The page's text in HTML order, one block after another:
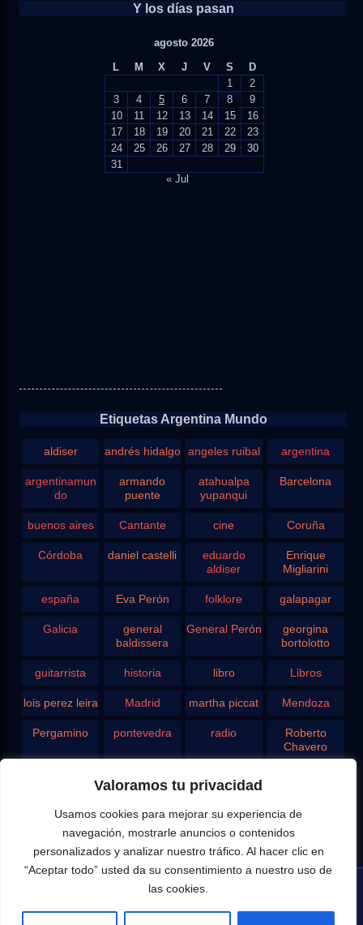
Valoramos tu privacidad
Usamos cookies para mejorar su experiencia de
navegación, mostrarle anuncios o contenidos
personalizados y analizar nuestro tráfico. Al hacer clic en
“Aceptar todo” usted da su consentimiento a nuestro uso de
las cookies.
Y los días pasan
agosto 2026
L
M X J V S
D
1
2
3
4 5 6 7 8
9
10
11 12 13 14 15
16
17
18 19 20 21 22
23
24
25 26 27 28 29
30
31
« Jul
Etiquetas Argentina Mundo
aldiser andrés hidalgo angeles ruibal argentina
argentinamun
do
armando
puente
atahualpa
yupanqui
Barcelona
buenos aires Cantante cine Coruña
Córdoba daniel castelli
eduardo
aldiser
Enrique
Migliarini
españa Eva Perón folklore galapagar
Galicia
general
baldissera
General Perón
georgina
bortolotto
guitarrista historia libro Libros
lois perez leira Madrid martha piccat Mendoza
Pergamino pontevedra radio
Roberto
Chavero
Tango teatro television vigo
yupanqui